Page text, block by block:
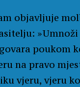
objavljuje
poukom
na pravo
vjeru, vjeru